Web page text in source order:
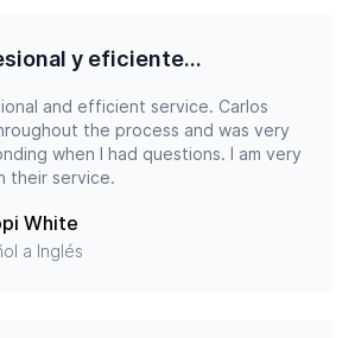
y eficiente...
and efficient service. Carlos
the process and was very
when I had questions. I am very
their service.
White
a Inglés